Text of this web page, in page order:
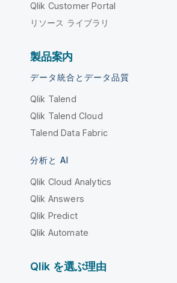
Qlik Customer Portal
リソース ライブラリ
製品案内
データ統合とデータ品質
Qlik Talend
Qlik Talend Cloud
Talend Data Fabric
分析と AI
Qlik Cloud Analytics
Qlik Answers
Qlik Predict
Qlik Automate
Qlik を選ぶ理由